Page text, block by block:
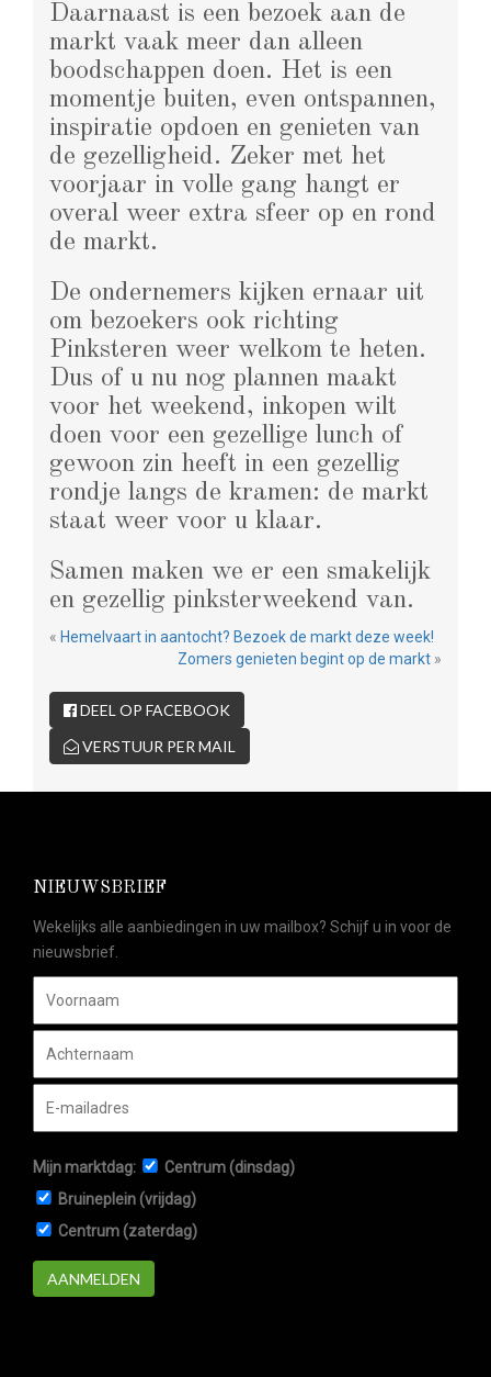
Daarnaast is een bezoek aan de
markt vaak meer dan alleen
boodschappen doen. Het is een
momentje buiten, even ontspannen,
inspiratie opdoen en genieten van
de gezelligheid. Zeker met het
voorjaar in volle gang hangt er
overal weer extra sfeer op en rond
de markt.
De ondernemers kijken ernaar uit
om bezoekers ook richting
Pinksteren weer welkom te heten.
Dus of u nu nog plannen maakt
voor het weekend, inkopen wilt
doen voor een gezellige lunch of
gewoon zin heeft in een gezellig
rondje langs de kramen: de markt
staat weer voor u klaar.
Samen maken we er een smakelijk
en gezellig pinksterweekend van.
« Hemelvaart in aantocht? Bezoek de markt deze week!
Zomers genieten begint op de markt »
DEEL OP FACEBOOK
VERSTUUR PER MAIL
NIEUWSBRIEF
Wekelijks alle aanbiedingen in uw mailbox? Schijf u in voor de
nieuwsbrief.
Mijn marktdag:
Centrum (dinsdag)
Bruineplein (vrijdag)
Centrum (zaterdag)
AANMELDEN